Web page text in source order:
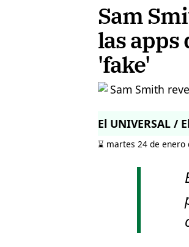
Sam
las apps
'fake'
El UNIVERSAL /
⌛️ martes 24 de enero